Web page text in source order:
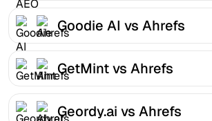
Goodie AI vs Ahrefs
GetMint vs Ahrefs
Geordy.ai vs Ahrefs